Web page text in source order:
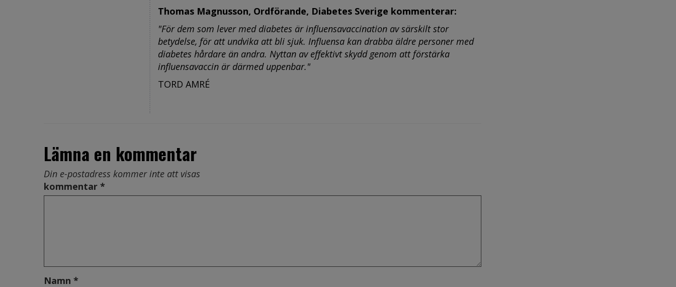
Thomas Magnusson, Ordförande, Diabetes Sverige kommenterar:
"För dem som lever med diabetes är influensavaccination av särskilt stor
betydelse, för att undvika att bli sjuk. Influensa kan drabba äldre personer med
diabetes hårdare än andra. Nyttan av effektivt skydd genom att förstärka
influensavaccin är därmed uppenbar."
TORD AMRÉ
Lämna en kommentar
Din e-postadress kommer inte att visas
kommentar *
Namn *